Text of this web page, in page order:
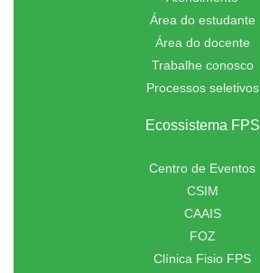
Área do estudante
Área do docente
Trabalhe conosco
Processos seletivos
Ecossistema FPS
Centro de Eventos
CSIM
CAAIS
FOZ
Clínica Fisio FPS